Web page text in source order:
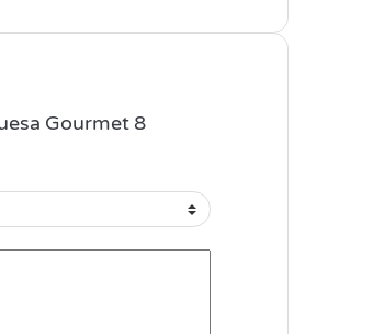
Gourmet 8